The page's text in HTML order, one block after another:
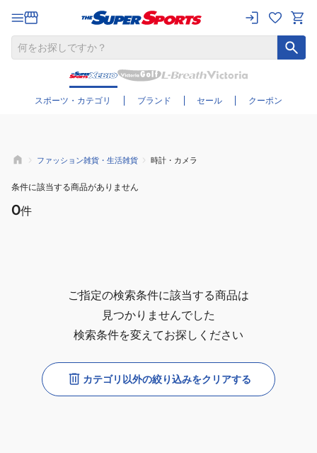
スポーツ・カテゴリ ブランド セール クーポン
さらに絞り込む
ファッション雑貨・生活雑貨 時計・カメラ
条件に該当する商品がありません
0件
ご指定の検索条件に該当する商品は
見つかりませんでした
検索条件を変えてお探しください
カテゴリ以外の絞り込みをクリアする